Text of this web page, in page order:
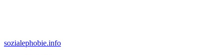
sozialephobie.info